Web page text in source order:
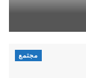
مجتمع